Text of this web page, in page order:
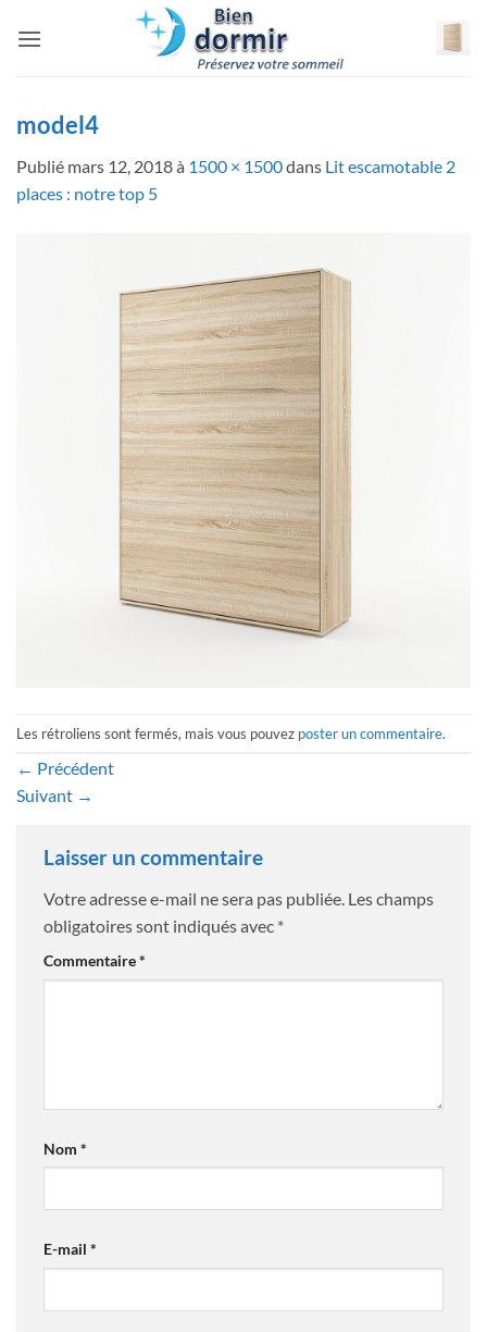
model4
Publié mars 12, 2018à 1500 × 1500dans Lit escamotable 2
places : notre top 5
Les rétroliens sont fermés, mais vous pouvez poster un commentaire.
← Précédent
Suivant →
Laisser un commentaire
Votre adresse e-mail ne sera pas publiée. Les champs
obligatoires sont indiqués avec *
Commentaire*
Nom *
E-mail *